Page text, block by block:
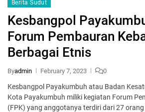
Berita Sudut
Kesbangpol
Forum Pembauran
Berbagai Etnis
Byadmin February 7, 2023 0
Kesbangpol Payakumbuh atau Badan
Kota Payakumbuh miliki kegiatan Forum
(FPK) yang anggotanya terdiri dari 27